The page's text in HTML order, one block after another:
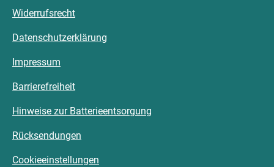
Widerrufsrecht
Datenschutzerklärung
Impressum
Barrierefreiheit
Hinweise zur Batterieentsorgung
Rücksendungen
Cookieeinstellungen